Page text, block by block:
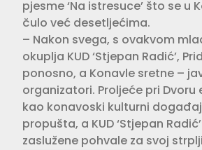
pjesme ‘Na istresuce’ što se u
čulo već desetljećima.
– Nakon svega, s ovakvom
okuplja KUD ‘Stjepan Radić’,
ponosno, a Konavle sretne –
organizatori. Proljeće pri
kao konavoski kulturni
propušta, a KUD ‘Stjepan
zaslužene pohvale za svoj